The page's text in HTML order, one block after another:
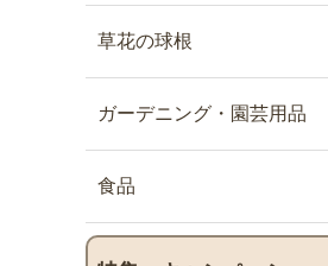
草花の球根
ガーデニング・園芸用品
食品